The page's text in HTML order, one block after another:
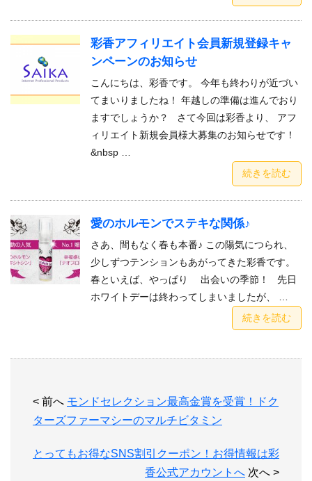
彩香アフィリエイト会員新規登録キャ
ンペーンのお知らせ
こんにちは、彩香です。 今年も終わりが近づい
てまいりましたね！ 年越しの準備は進んでおり
ますでしょうか？ さて今回は彩香より、 アフ
ィリエイト新規会員様大募集のお知らせです！
&nbsp …
続きを読む
愛のホルモンでステキな関係♪
さあ、間もなく春も本番♪ この陽気につられ、
少しずつテンションもあがってきた彩香です。
春といえば、やっぱり 出会いの季節！ 先日
ホワイトデーは終わってしまいましたが、 …
続きを読む
< 前へ モンドセレクション最高金賞を受賞！ドク
ターズファーマシーのマルチビタミン
とってもお得なSNS割引クーポン！お得情報は彩
香公式アカウントへ 次へ >